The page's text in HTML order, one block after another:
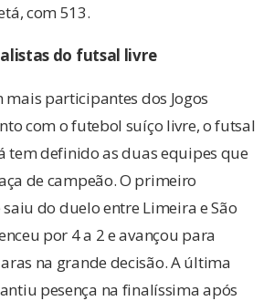
com 513.
do futsal livre
participantes dos Jogos
com o futebol suíço livre, o futsal
tem definido as duas equipes que
de campeão. O primeiro
do duelo entre Limeira e São
por 4 a 2 e avançou para
na grande decisão. A última
pesença na finalíssima após